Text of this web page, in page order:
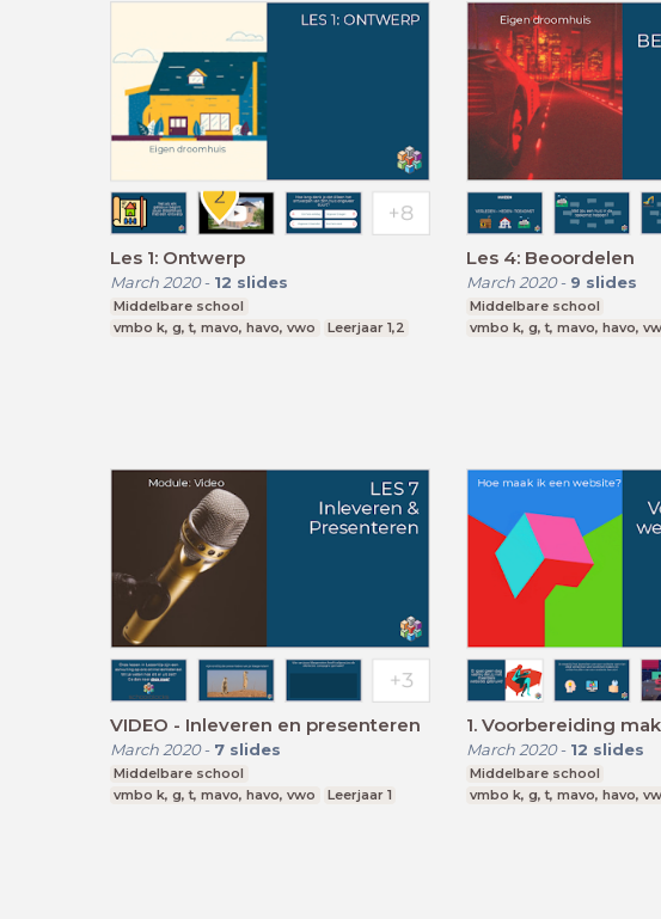
Les 1: Ontwerp
March 2020- 12 slides
Middelbare school
vmbo k, g, t, mavo, havo, vwo
Leerjaar 1,2
Les 4: Beoordelen
March 2020- 9 slides
Middelbare school
vmbo k, g, t, mavo, havo,
VIDEO - Inleveren en presenteren
March 2020- 7 slides
Middelbare school
vmbo k, g, t, mavo, havo, vwo
Leerjaar 1
1. Voorbereiding
March 2020- 12 slides
Middelbare school
vmbo k, g, t, mavo, havo,